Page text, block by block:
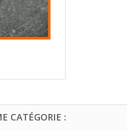
CATÉGORIE :